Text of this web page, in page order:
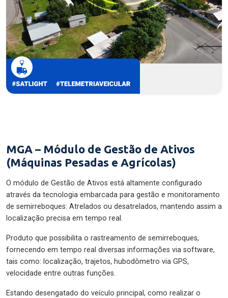
MGA – Módulo de Gestão de Ativos
(Máquinas Pesadas e Agrícolas)
O módulo de Gestão de Ativos está altamente configurado
através da tecnologia embarcada para gestão e monitoramento
de semirreboques: Atrelados ou desatrelados, mantendo assim a
localização precisa em tempo real.
Produto que possibilita o rastreamento de semirreboques,
fornecendo em tempo real diversas informações via software,
tais como: localização, trajetos, hubodômetro via GPS,
velocidade entre outras funções.
Estando desengatado do veículo principal, como realizar o